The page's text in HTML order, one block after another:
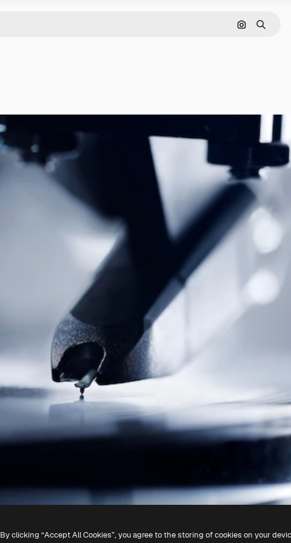
Pesquisar
Buscar
By clicking “Accept All Cookies”, you agree to the storing of cookies on your